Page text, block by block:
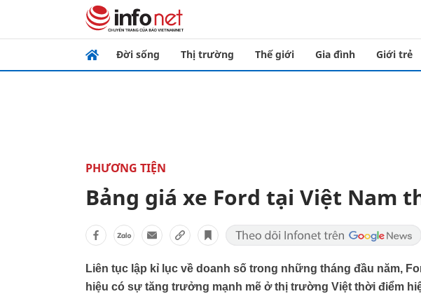
Đời sống Thị trường Thế giới Gia đình Giới trẻ
PHƯƠNG TIỆN
Bảng giá xe Ford tại Việt Nam
Liên tục lập kỉ lục về doanh số trong những tháng đầu năm,
hiệu có sự tăng trưởng mạnh mẽ ở thị trường Việt thời điểm